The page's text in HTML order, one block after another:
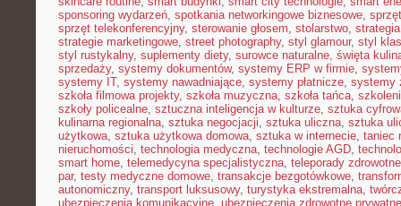
sponsoring wydarzeń, spotkania networkingowe biznesowe,
sprzęt telekonferencyjny, sterowanie głosem, stolarstwo,
strategie marketingowe, street photography, styl glamour, styl
styl rustykalny, suplementy diety, surowce naturalne, święta
sprzedaży, systemy dokumentów, systemy ERP w firmie,
systemy IT, systemy nawadniające, systemy płatnicze, systemy
szkoła filmowa projekty, szkoła muzyczna, szkoła tańca,
szkoły policealne, sztuczna inteligencja w kulturze, sztuka
kulinarna regionalna, sztuka negocjacji, sztuka uliczna, sztuka
użytkowa, sztuka użytkowa domowa, sztuka w internecie, taniec
nieruchomości, technologia medyczna, technologie AGD,
smart home, telemedycyna specjalistyczna, teleporady zdrowotne
par, testy medyczne domowe, transakcje bezgotówkowe,
autonomiczny, transport luksusowy, turystyka ekstremalna,
ubezpieczenia komunikacyjne, ubezpieczenia zdrowotne prywatne